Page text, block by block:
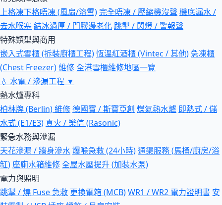
上格凍下格唔凍 (風扇/溶雪)完全唔凍 / 壓縮機沒聲 機底漏水 /
去水喉塞結冰過厚 / 門膠邊老化跳掣 / 閃燈 / 警報聲
特殊類型與商用
嵌入式雪櫃 (拆裝廚櫃工程)恆溫紅酒櫃 (Vintec / 其他)急凍櫃
(Chest Freezer) 維修全港雪櫃維修地區一覽
💧 水電 / 滲漏工程 ▼
熱水爐專科
柏林牌 (Berlin) 維修德國寶 / 斯寶亞創 煤氣熱水爐 即熱式 / 儲
水式 (E1/E3) 真火 / 樂信 (Rasonic)
緊急水務與滲漏
天花滲漏 / 牆身滲水爆喉急救 (24小時)通渠服務 (馬桶/廚房/浴
缸) 座廁水箱維修全屋水壓提升 (加裝水泵)
電力與照明
跳掣 / 燒 Fuse 急救 更換電箱 (MCB)WR1 / WR2 電力證明書 安